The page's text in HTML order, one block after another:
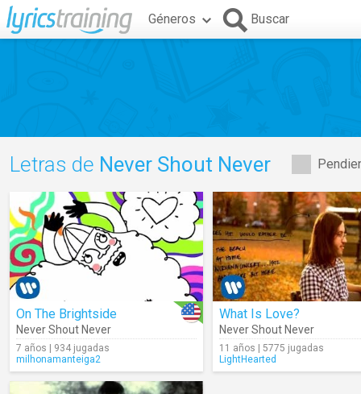
Géneros Buscar
Letras de Never Shout Never
On The Brightside
Never Shout Never
7 años | 934 jugadas
milhonamanteiga2
What Is Love?
Never Shout Never
11 años | 5775 jugadas
LightHearted